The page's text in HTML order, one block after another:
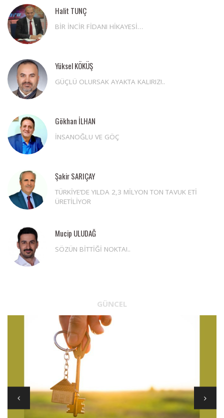
Halit TUNÇ
BİR İNCİR FİDANI HİKAYESİ…
Yüksel KÖKÜŞ
GÜÇLÜ OLURSAK AYAKTA KALIRIZ!..
Gökhan İLHAN
İNSANOĞLU VE GÖÇ
Şakir SARIÇAY
TÜRKİYE’DE YILDA 2,3 MİLYON TON TAVUK ETİ
ÜRETİLİYOR
Mucip ULUDAĞ
SÖZÜN BİTTİĞİ NOKTA!..
GÜNCEL